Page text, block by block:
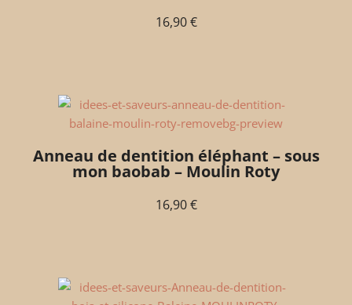
16,90€
Anneau de dentition éléphant – sous
mon baobab – Moulin Roty
16,90€